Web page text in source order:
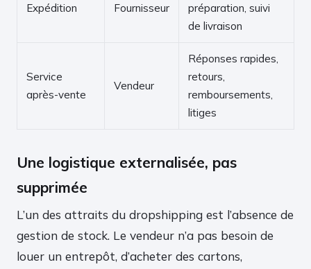
Expédition Fournisseur
préparation, suivi
de livraison
Service
après-vente
Vendeur
Réponses rapides,
retours,
remboursements,
litiges
Une logistique externalisée, pas
supprimée
L’un des attraits du dropshipping est l’absence de
gestion de stock. Le vendeur n’a pas besoin de
louer un entrepôt, d’acheter des cartons,